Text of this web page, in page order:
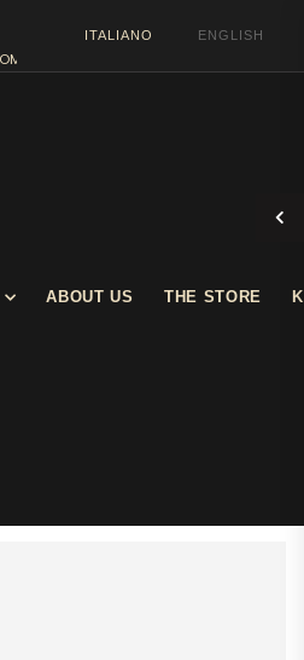
IN OUR SHOW STORE
ITALIANO ENGLISH
ABOUT US THE STORE